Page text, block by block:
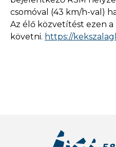
csomóval (43 km/h-val)
Az élő közvetítést ezen
követni. https://